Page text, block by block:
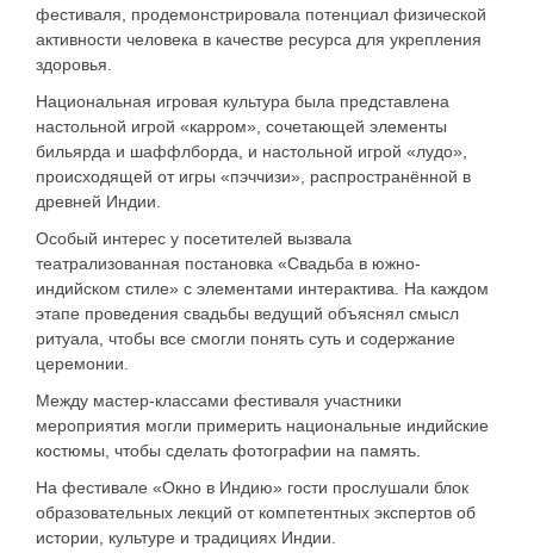
фестиваля, продемонстрировала потенциал физической
активности человека в качестве ресурса для укрепления
здоровья.
Национальная игровая культура была представлена
настольной игрой «карром», сочетающей элементы
бильярда и шаффлборда, и настольной игрой «лудо»,
происходящей от игры «пэччизи», распространённой в
древней Индии.
Особый интерес у посетителей вызвала
театрализованная постановка «Свадьба в южно-
индийском стиле» с элементами интерактива. На каждом
этапе проведения свадьбы ведущий объяснял смысл
ритуала, чтобы все смогли понять суть и содержание
церемонии.
Между мастер-классами фестиваля участники
мероприятия могли примерить национальные индийские
костюмы, чтобы сделать фотографии на память.
На фестивале «Окно в Индию» гости прослушали блок
образовательных лекций от компетентных экспертов об
истории, культуре и традициях Индии.